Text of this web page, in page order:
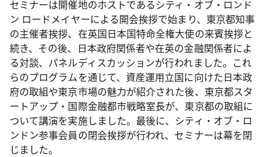
セミナーは開催地のホストであるシティ・オブ・ロンド
ン ロードメイヤーによる開会挨拶で始まり、東京都知事
の主催者挨拶、在英国日本国特命全権大使の来賓挨拶と
続き、その後、日本政府関係者や在英の金融関係者によ
る対談、パネルディスカッションが行われました。これ
らのプログラムを通じて、資産運用立国に向けた日本政
府の取組や東京市場の魅力が紹介された後、東京都スタ
ートアップ・国際金融都市戦略室長が、東京都の取組に
ついて講演を実施しました。最後に、シティ・オブ・ロ
ンドン参事会員の閉会挨拶が行われ、セミナーは幕を閉
じました。